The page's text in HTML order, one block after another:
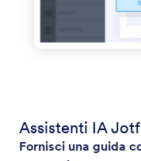
Assistenti IA
Fornisci una guida